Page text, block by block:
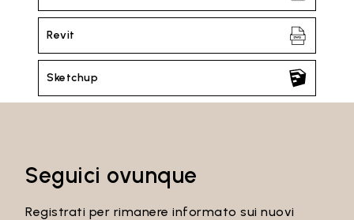
Revit
Sketchup
Seguici ovunque
Registrati per rimanere informato sui nuovi